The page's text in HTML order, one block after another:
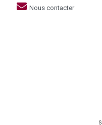
Nous contacter